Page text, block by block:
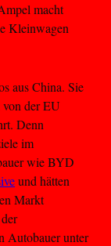
macht
Kleinwagen
aus China. Sie
der EU
Denn
im
wie BYD
und hätten
Markt
Autobauer unter